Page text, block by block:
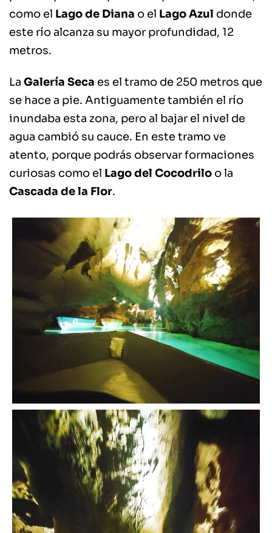
como el Lago de Diana o el Lago Azul donde
este río alcanza su mayor profundidad, 12
metros.
La Galería Seca es el tramo de 250 metros que
se hace a pie. Antiguamente también el río
inundaba esta zona, pero al bajar el nivel de
agua cambió su cauce. En este tramo ve
atento, porque podrás observar formaciones
curiosas como el Lago del Cocodrilo o la
Cascada de la Flor.